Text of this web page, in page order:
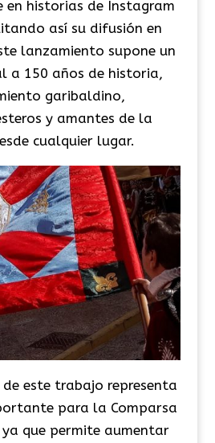
en historias de Instagram
así su difusión en
lanzamiento supone un
a 150 años de historia,
garibaldino,
y amantes de la
cualquier lugar.
este trabajo representa
para la Comparsa
que permite aumentar